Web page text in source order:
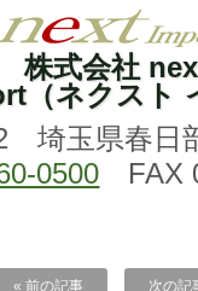
株式会社
（ネクスト
埼玉県春日
0500 FAX
« 前の記事 次の記